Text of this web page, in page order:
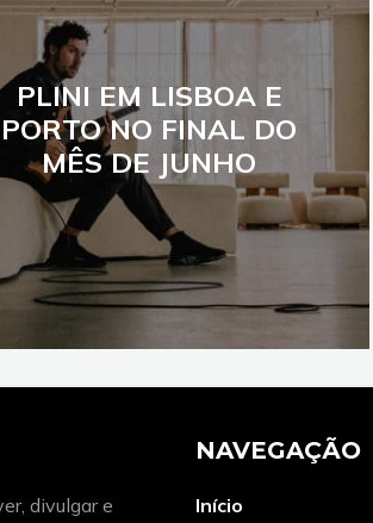
PLINI EM LISBOA E
PORTO NO FINAL DO
MÊS DE JUNHO
divulgar e
NAVEGAÇÃO
Início